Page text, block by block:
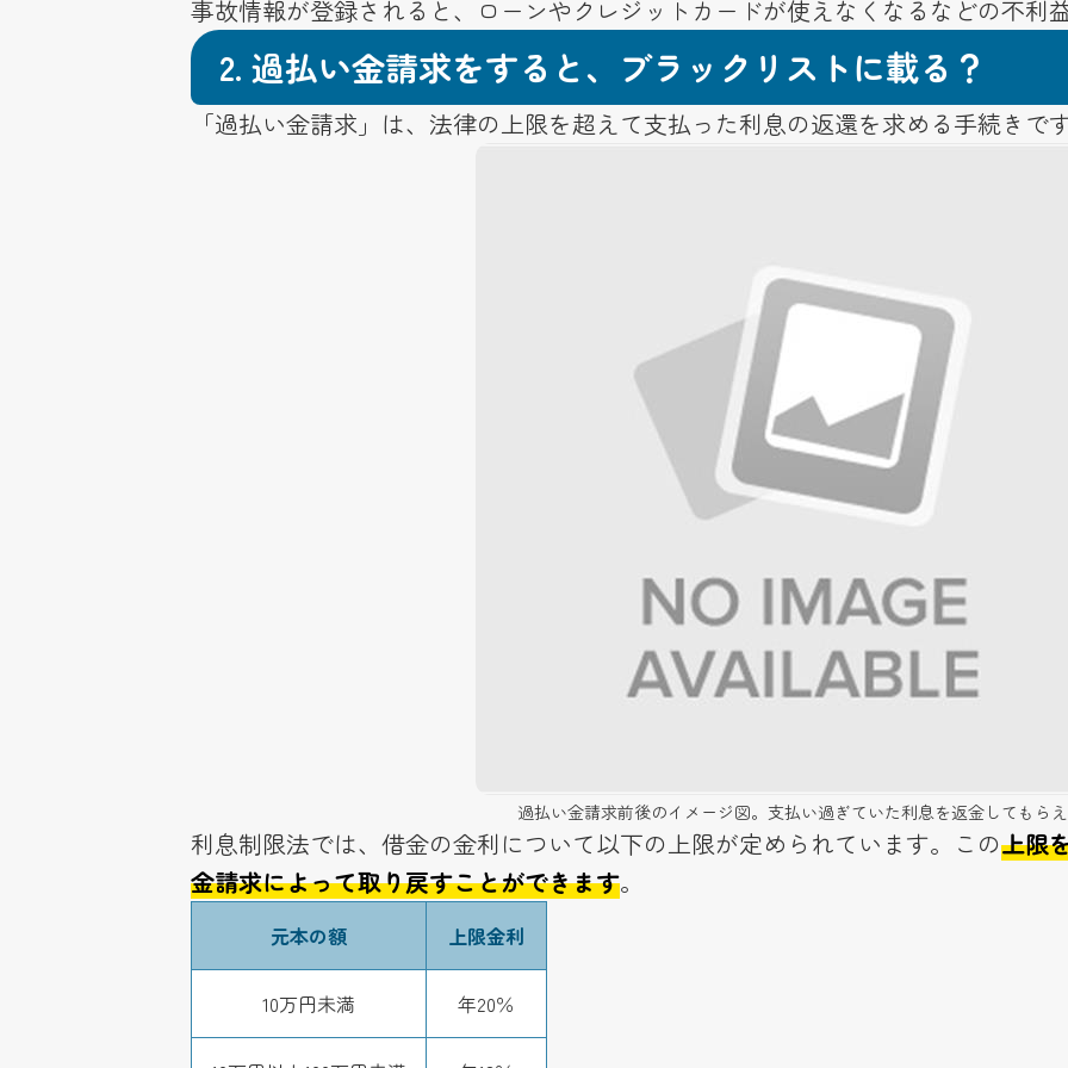
事故情報が登録されると、ローンやクレジットカードが使えなくなるなどの不利
2. 過払い金請求をすると、ブラックリストに載る？
「過払い金請求」は、法律の上限を超えて支払った利息の返還を求める手続きです
過払い金請求前後のイメージ図。支払い過ぎていた利息を返金してもら
利息制限法では、借金の金利について以下の上限が定められています。この上限
金請求によって取り戻すことができます。
元本の額 上限金利
10万円未満 年20％